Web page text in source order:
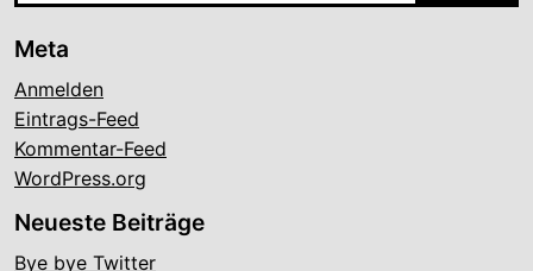
Meta
Anmelden
Eintrags-Feed
Kommentar-Feed
WordPress.org
Neueste Beiträge
Bye bye Twitter